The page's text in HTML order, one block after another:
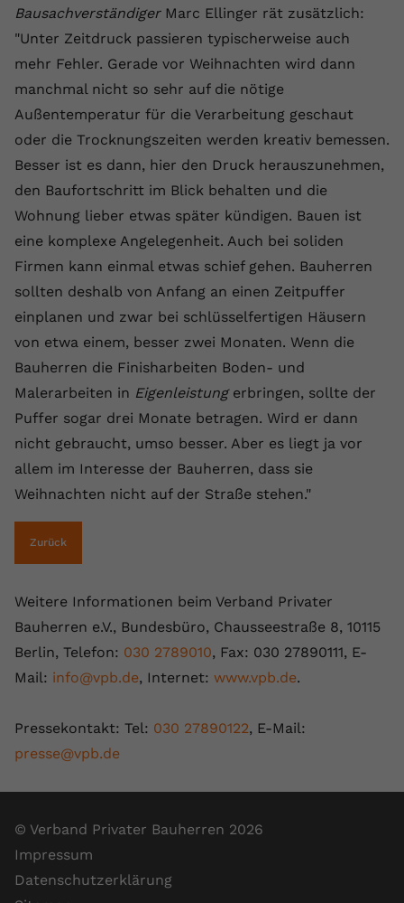
BausachverständigerMarc Ellinger rät zusätzlich:
"Unter Zeitdruck passieren typischerweise auch
mehr Fehler. Gerade vor Weihnachten wird dann
manchmal nicht so sehr auf die nötige
Außentemperatur für die Verarbeitung geschaut
oder die Trocknungszeiten werden kreativ bemessen.
Besser ist es dann, hier den Druck herauszunehmen,
den Baufortschritt im Blick behalten und die
Wohnung lieber etwas später kündigen. Bauen ist
eine komplexe Angelegenheit. Auch bei soliden
Firmen kann einmal etwas schief gehen. Bauherren
sollten deshalb von Anfang an einen Zeitpuffer
einplanen und zwar bei schlüsselfertigen Häusern
von etwa einem, besser zwei Monaten. Wenn die
Bauherren die Finisharbeiten Boden- und
Malerarbeiten in Eigenleistungerbringen, sollte der
Puffer sogar drei Monate betragen. Wird er dann
nicht gebraucht, umso besser. Aber es liegt ja vor
allem im Interesse der Bauherren, dass sie
Weihnachten nicht auf der Straße stehen."
Zurück
Weitere Informationen beim Verband Privater
Bauherren e.V., Bundesbüro, Chausseestraße 8, 10115
Berlin, Telefon: 030 2789010, Fax: 030 27890111, E-
Mail: info@vpb.de, Internet: www.vpb.de.
Pressekontakt: Tel: 030 27890122, E-Mail:
presse@vpb.de
© Verband Privater Bauherren 2026
Impressum
Datenschutzerklärung
Anbieter Youtube.com
Laufzeit Session
Dieser von YouTube gesetzte Cookie
registriert eine eindeutige ID, um
Daten darüber zu speichern, welche
Videos von YouTube der Nutzer
gesehen hat.
Name yt-remote-connected-devices
Anbieter Youtube.com
Laufzeit Session
Zweck
YouTube setzt diesen Cookie, um die
Videopräferenzen des Nutzers zu
Videos verwendet.